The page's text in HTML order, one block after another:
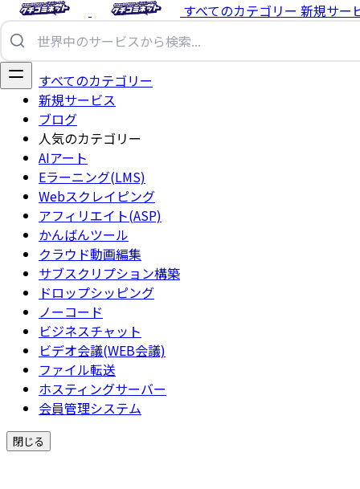
すべてのカテゴリー 新規サー
すべてのカテゴリー
新規サービス
ブログ
人気のカテゴリー
AIアート
Eラーニング(LMS)
Webスクレイピング
アフィリエイト(ASP)
かんばんツール
クラウド動画編集
サブスクリプション構築
ドロップシッピング
ノーコード
ビジネスチャット
ビデオ会議(WEB会議)
ファイル転送
ホスティングサーバー
会員管理システム
閉じる